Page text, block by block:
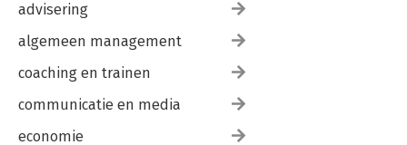
advisering
algemeen management
coaching en trainen
communicatie en media
economie